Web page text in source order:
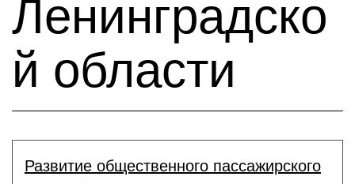
Ленинградско
й области
Развитие общественного пассажирского